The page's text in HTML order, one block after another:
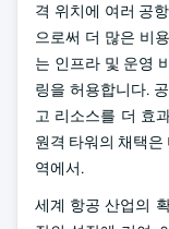
격 위치에 여러 공
으로써 더 많은 비
는 인프라 및 운영
링을 허용합니다.
고 리소스를 더 효
원격 타워의 채택은
역에서.
세계 항공 산업의